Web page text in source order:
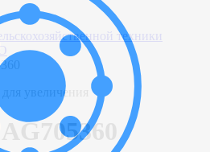
техники
увеличения